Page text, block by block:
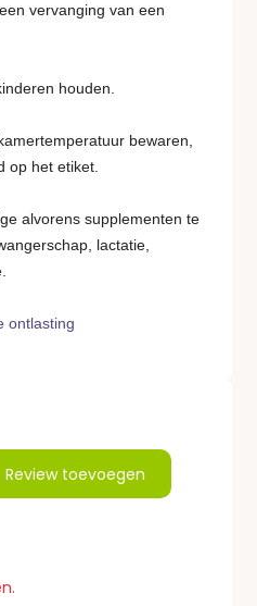
vervanging van een
houden.
bewaren,
op het etiket.
alvorens supplementen te
lactatie,
ontlasting
Review toevoegen